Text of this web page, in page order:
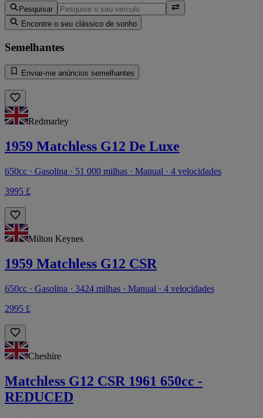
Pesquisar
Encontre o seu clássico de sonho
Semelhantes
Enviar-me anúncios semelhantes
Redmarley
1959 Matchless G12 De Luxe
650cc · Gasolina · 51 000 milhas · Manual · 4 velocidades
3995 £
Milton Keynes
1959 Matchless G12 CSR
650cc · Gasolina · 3424 milhas · Manual · 4 velocidades
2995 £
Cheshire
Matchless G12 CSR 1961 650cc -
REDUCED